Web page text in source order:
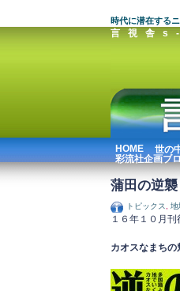
時代に潜在する
言視舎
HOME 世の
彩流社企画ブ
蒲田の逆襲
トピックス, 地
１６年１０月刊
カオスなまちの